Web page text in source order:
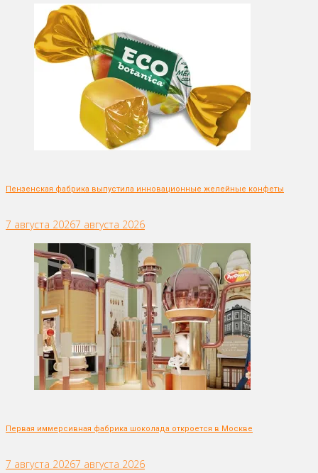
Пензенская фабрика выпустила инновационные желейные конфеты
7 августа 20267 августа 2026
Первая иммерсивная фабрика шоколада откроется в Москве
7 августа 20267 августа 2026